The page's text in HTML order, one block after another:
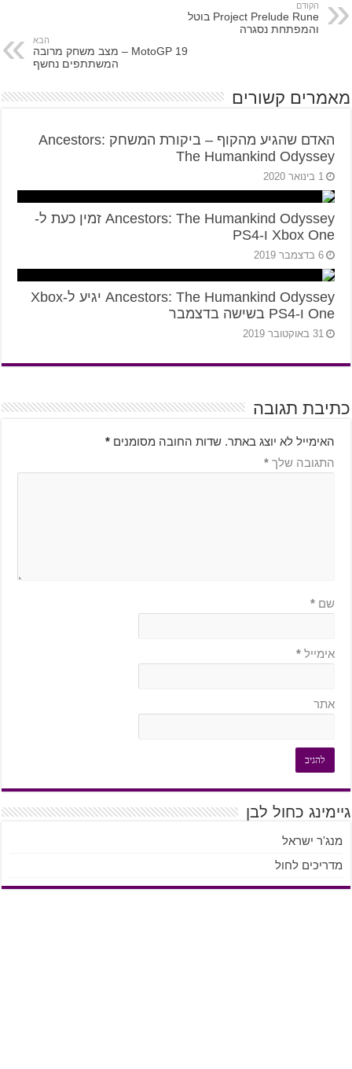
הקודם
Project Prelude Rune בוטל
והמפתחת נסגרה
הבא
MotoGP 19 – מצב משחק מרובה
המשתתפים נחשף
מאמרים קשורים
האדם שהגיע מהקוף – ביקורת המשחק Ancestors:
The Humankind Odyssey
1 בינואר 2020
Ancestors: The Humankind Odyssey זמין כעת ל-
Xbox One ו-PS4
6 בדצמבר 2019
Ancestors: The Humankind Odyssey יגיע ל-Xbox
One ו-PS4 בשישה בדצמבר
31 באוקטובר 2019
כתיבת תגובה
האימייל לא יוצג באתר. שדות החובה מסומנים *
התגובה שלך *
שם *
אימייל *
אתר
גיימינג כחול לבן
מנג'ר ישראל
מדריכים לחול